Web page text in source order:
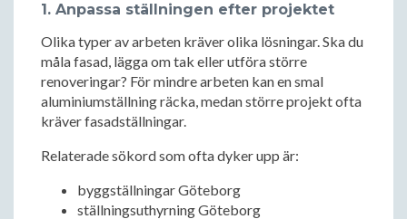
1. Anpassa ställningen efter projektet
Olika typer av arbeten kräver olika lösningar. Ska du
måla fasad, lägga om tak eller utföra större
renoveringar? För mindre arbeten kan en smal
aluminiumställning räcka, medan större projekt ofta
kräver fasadställningar.
Relaterade sökord som ofta dyker upp är:
byggställningar Göteborg
ställningsuthyrning Göteborg